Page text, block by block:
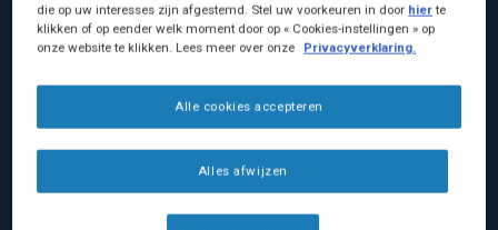
1070 Brussel, België
BE - 0402.231.383
+32 (0)25295230
Nestlé Health Science Nederland
Nestlé Nederland BV:
die op uw interesses zijn afgestemd. Stel uw voorkeuren in door hierte
klikken of op eender welk moment door op « Cookies-instellingen » op
onze website te klikken. Lees meer over onze
Privacyverklaring.
Alles afwijzen
Alle cookies accepteren